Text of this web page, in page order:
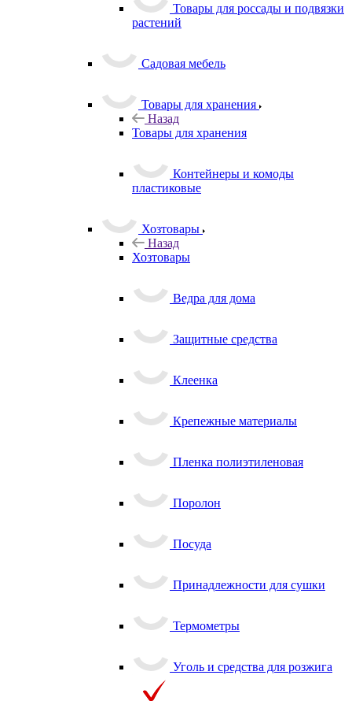
Товары для россады и подвязки
растений
Садовая мебель
Товары для хранения
Назад
Товары для хранения
Контейнеры и комоды
пластиковые
Хозтовары
Назад
Хозтовары
Ведра для дома
Защитные средства
Клеенка
Крепежные материалы
Пленка полиэтиленовая
Поролон
Посуда
Принадлежности для сушки
Термометры
Уголь и средства для розжига